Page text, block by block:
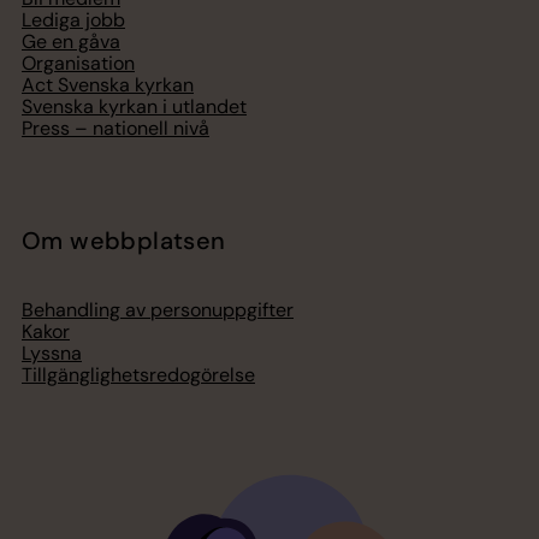
Lediga jobb
Ge en gåva
Organisation
Act Svenska kyrkan
Svenska kyrkan i utlandet
Press – nationell nivå
Om webbplatsen
Behandling av personuppgifter
Kakor
Lyssna
Tillgänglighetsredogörelse